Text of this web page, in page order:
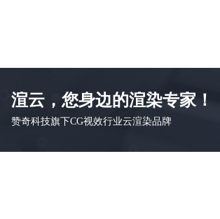
渲云，您身边的渲染专家！
赞奇科技旗下CG视效行业云渲染品牌